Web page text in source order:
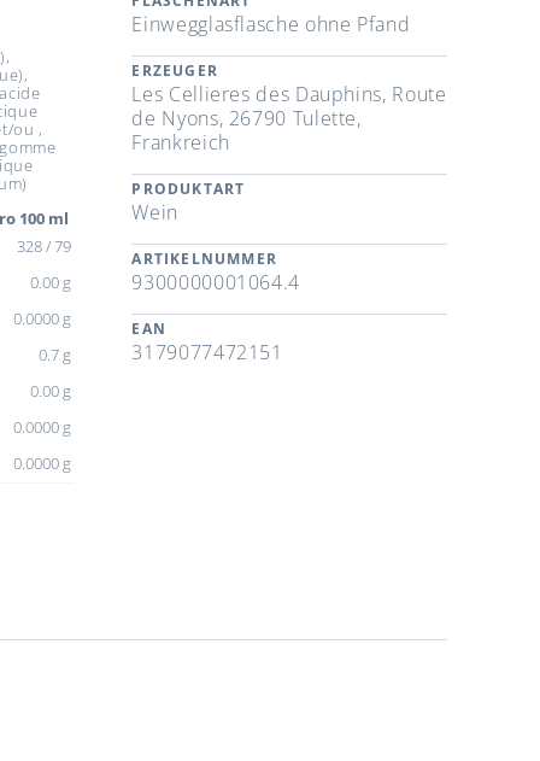
ou ,
100 ml
328 / 79
0.00 g
0.0000 g
0.7 g
0.00 g
0.0000 g
0.0000 g
Einwegglasflasche ohne Pfand
ERZEUGER
Les Cellieres des Dauphins, Route
de Nyons, 26790 Tulette,
Frankreich
PRODUKTART
Wein
ARTIKELNUMMER
9300000001064.4
EAN
3179077472151